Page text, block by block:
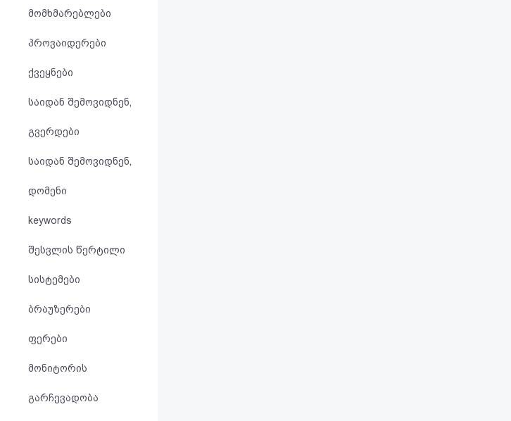
ავტორიზაცია
რეგისტრაცია
სალიცენზიო
შეთანხმება
მომხმარებლები
პროვაიდერები
ქვეყნები
საიდან შემოვიდნენ,
გვერდები
საიდან შემოვიდნენ,
დომენი
keywords
შესვლის წერტილი
სისტემები
ბრაუზერები
ფერები
მონიტორის
გარჩევადობა